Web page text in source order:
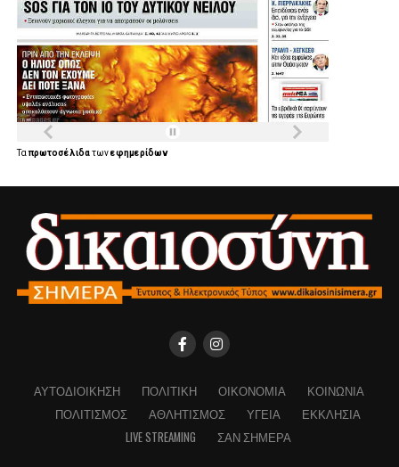
Ταπρωτοσέλιδατωνεφημερίδων
ΑΥΤΟΔΙΟΊΚΗΣΗ ΠΟΛΙΤΙΚΉ ΟΙΚΟΝΟΜΊΑ
ΚΟΙΝΩΝΊΑ
ΠΟΛΙΤΙΣΜΌΣ
ΑΘΛΗΤΙΣΜΌΣ ΥΓΕΊΑ
ΕΚΚΛΗΣΊΑ
LIVE STREAMING
ΣΑΝ ΣΉΜΕΡΑ